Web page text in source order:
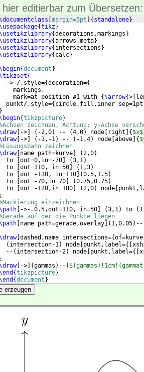
hier editierbar zum Übersetzen:
margin=5pt { standalone}
{tikz}
{decorations.markings }
{arrows.meta}
{ intersections }
{ calc}
{document }
{
->-/.style=
{decoration={
markings,
mark=at position #1 with
{\arrow{>
punkt/.style=
{ circle,fill,inner sep=1pt
}
{tikzpicture}
zeichnen, Achtung: y-Achse
[ -> ( -2,0) -- (4,0) node right { $x$
[ -> ( -1,-1) -- ( -1,4) node above {
zeichnen
[ name path=kurve (2,0)
to
out=0,in=-70 (3,1)
to
out=110, in=50 ( 1,3)
to
out=-130, in=110 (0.5,1.5)
to
out=-70,in=70 (0.75,0.75)
to
out=-120,in=180 (2,0) node
;
einzeichnen
->-=0.5,out=110, in=50 (3,1) to (
auf der die Punkte liegen
name path=gerade,overlay ( 1,0.05) --
[ dashed,name intersections={
( intersection-1) node punkt,label={[
--
( intersection-2) node punkt,label={[
;
[ -> (gammas ) -- (
{tikzpicture}
{document }
erzeugen